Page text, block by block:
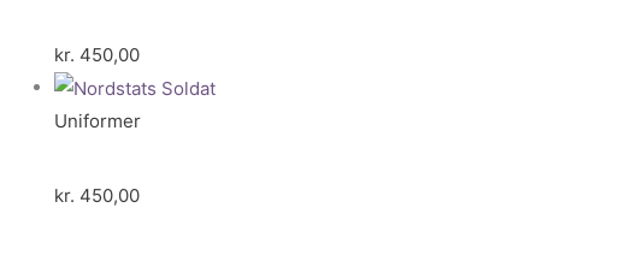
kr. 450,00
Uniformer
kr. 450,00